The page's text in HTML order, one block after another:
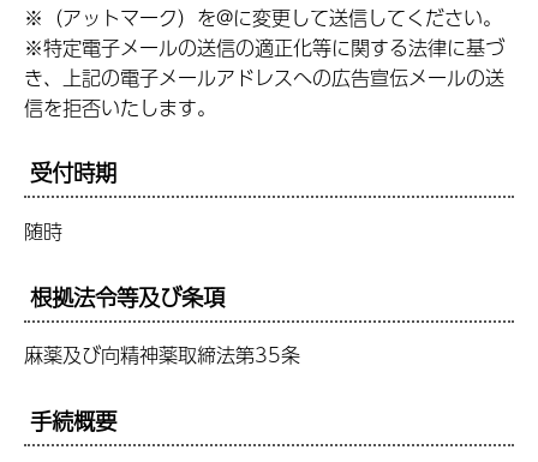
※（アットマーク）を@に変更して送信してください。
※特定電子メールの送信の適正化等に関する法律に基づ
き、上記の電子メールアドレスへの広告宣伝メールの送
信を拒否いたします。
受付時期
随時
根拠法令等及び条項
麻薬及び向精神薬取締法第35条
手続概要